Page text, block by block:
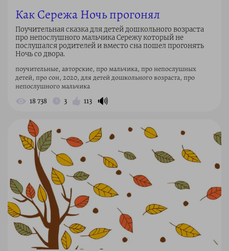
Как Сережа Ночь прогонял
Поучительная сказка для детей дошкольного возраста
про непослушного мальчика Сережу который не
послушался родителей и вместо сна пошел прогонять
Ночь со двора.
поучительные, авторские, про мальчика, про непослушных
детей, про сон, 2020, для детей дошкольного возраста, про
непослушного мальчика
18 738 3 113 🔊